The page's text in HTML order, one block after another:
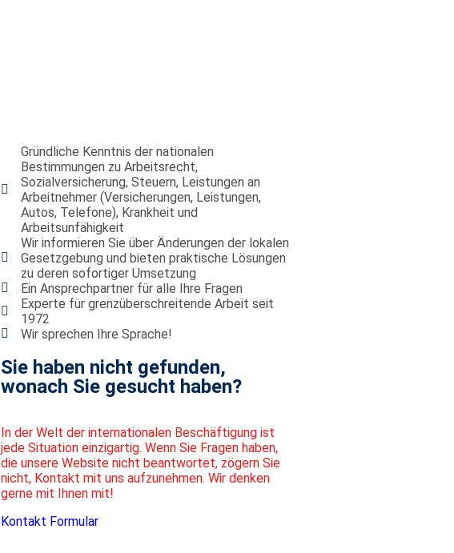
Gründliche Kenntnis der nationalen
Bestimmungen zu Arbeitsrecht,
Sozialversicherung, Steuern, Leistungen an
Arbeitnehmer (Versicherungen, Leistungen,
Autos, Telefone), Krankheit und
Arbeitsunfähigkeit
Wir informieren Sie über Änderungen der lokalen
Gesetzgebung und bieten praktische Lösungen
zu deren sofortiger Umsetzung
Ein Ansprechpartner für alle Ihre Fragen
Experte für grenzüberschreitende Arbeit seit
1972
Wir sprechen Ihre Sprache!
Sie haben nicht gefunden,
wonach Sie gesucht haben?
In der Welt der internationalen Beschäftigung ist
jede Situation einzigartig. Wenn Sie Fragen haben,
die unsere Website nicht beantwortet, zögern Sie
nicht, Kontakt mit uns aufzunehmen. Wir denken
gerne mit Ihnen mit!
Kontakt Formular